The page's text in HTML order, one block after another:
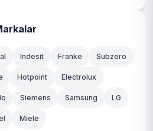
Indesit Franke Subzero
Hotpoint Electrolux
Siemens Samsung LG
Miele